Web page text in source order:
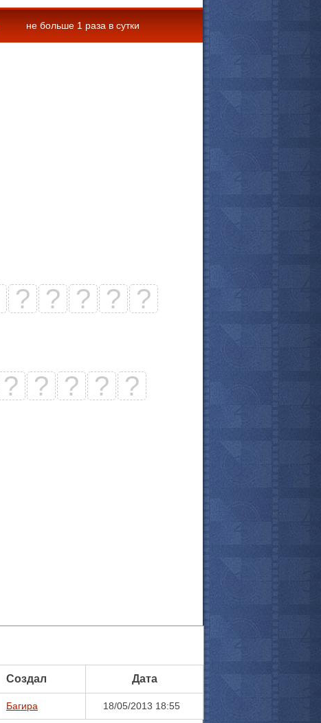
не больше 1 раза в сутки
? ? ? ? ?
? ? ? ? ?
Создал Дата
Багира 18/05/2013 18:55